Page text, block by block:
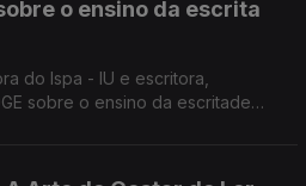
o ensino da escrita
do Ispa - IU e escritora,
sobre o ensino da escritade